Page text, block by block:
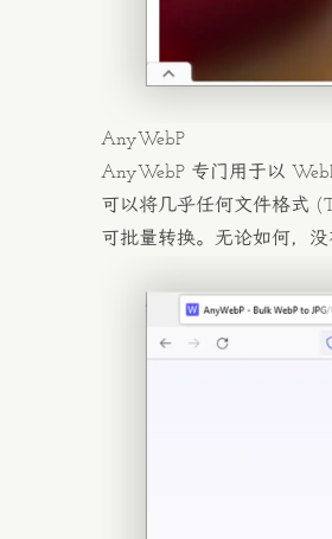
AnyWebP
AnyWebP 专门用于以
可以将几乎任何文件格式
可批量转换。无论如何，